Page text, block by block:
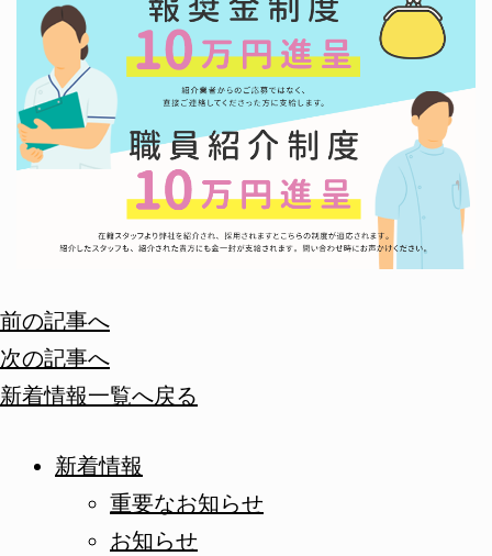
前の記事へ
次の記事へ
新着情報一覧へ戻る
新着情報
重要なお知らせ
お知らせ